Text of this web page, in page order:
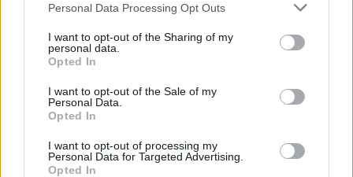
Personal Data Processing Opt Outs
I want to opt-out of the Sharing of my
personal data.
Opted In
I want to opt-out of the Sale of my
Personal Data.
Opted In
I want to opt-out of processing my
Personal Data for Targeted Advertising.
Opted In
ΣΉΜΕΡΑ
Χοροί, φωνές, φωτογραφίες: Λες και
ήταν σε κλαμπ
Η απάντηση της Ιταλίας στην
Αμετάπειστη παραμένει η ιταλική
κυβέρνηση